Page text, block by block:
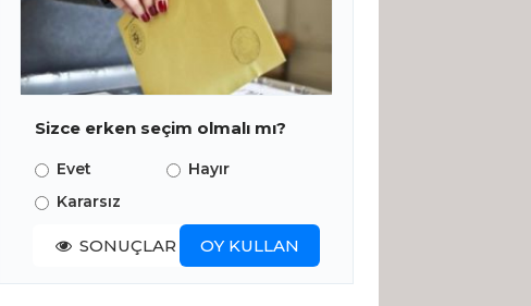
Sizce erken seçim olmalı mı?
Evet
Hayır
Kararsız
SONUÇLAR OY KULLAN